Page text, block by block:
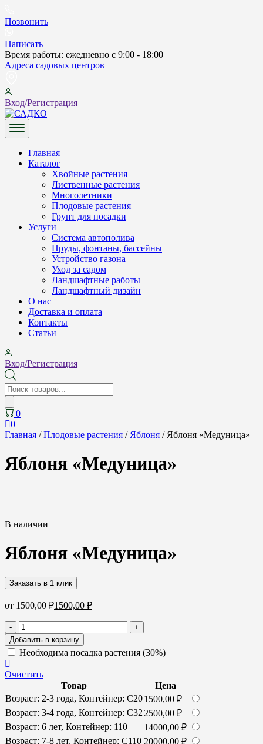
to
Позвонить
Написать
Время работы: ежедневно с 9:00 - 18:00
Адреса садовых центров
Вход/Регистрация
САДКО
Главная
Каталог
Хвойные растения
Лиственные растения
Многолетники
Плодовые растения
Грунт для посадки
Услуги
Система автополива
Пруды, фонтаны, бассейны
Устройство газона
Уход за садом
Ландшафтные работы
Ландшафтный дизайн
О нас
Доставка и оплата
Контакты
Cтатьи
Вход/Регистрация
Поиск
товаров
0
0
Главная /Плодовые растения / Яблоня / Яблоня «Медуница»
Яблоня «Медуница»
В наличии
Яблоня «Медуница»
Заказать в 1 клик
от1500,00₽1500,00 ₽
-
Количество
товара
Яблоня
«Медуница»
+
Добавить в корзину
Необходима посадка растения (30%)
Очистить
Товар
Цена
Возрaст: 2-3 года, Контейнер: С201500,00 ₽
Возрaст: 3-4 года, Контейнер: С32 2500,00 ₽
Возрaст: 6 лет, Контейнер: 110
14000,00 ₽
Возрaст: 7-8 лет, Контейнер: С110 20000,00 ₽